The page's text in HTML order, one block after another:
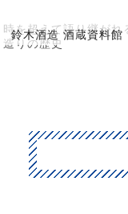
鈴木酒造 酒蔵資料館
時を超えて語り継がれ
造りの歴史